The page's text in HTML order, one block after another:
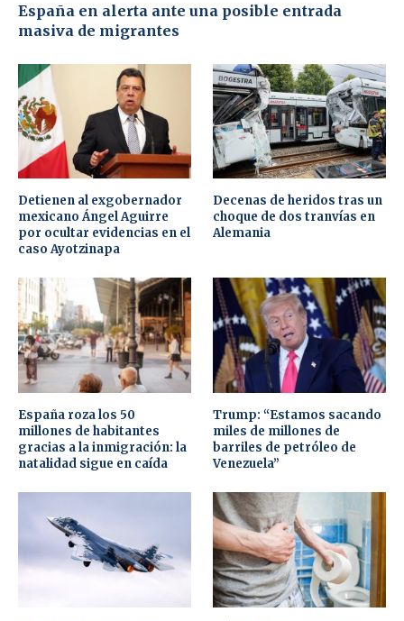
España en alerta ante una posible entrada
masiva de migrantes
Detienen al exgobernador
mexicano Ángel Aguirre
por ocultar evidencias en el
caso Ayotzinapa
Decenas de heridos tras un
choque de dos tranvías en
Alemania
España roza los 50
millones de habitantes
gracias a la inmigración: la
natalidad sigue en caída
Trump: “Estamos sacando
miles de millones de
barriles de petróleo de
Venezuela”